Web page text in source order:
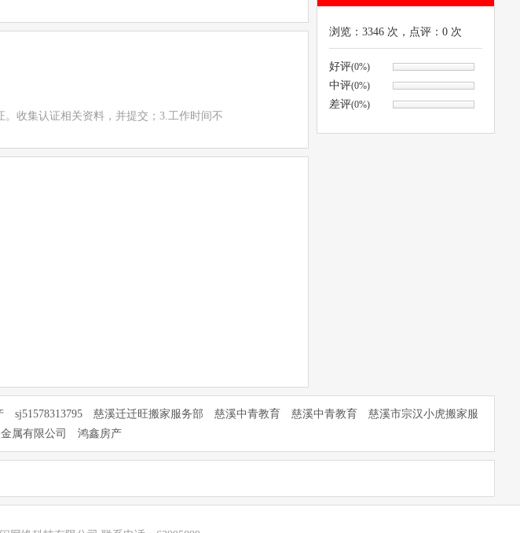
收集认证相关资料，并提交；3.工作时间不
浏览： 3346 次，点评： 0 次
好评(0%)
中评(0%)
差评(0%)
sj51578313795 慈溪迁迁旺搬家服务部 慈溪中青教育 慈溪中青教育
慈溪市宗汉小虎搬家服
属有限公司 鸿鑫房产